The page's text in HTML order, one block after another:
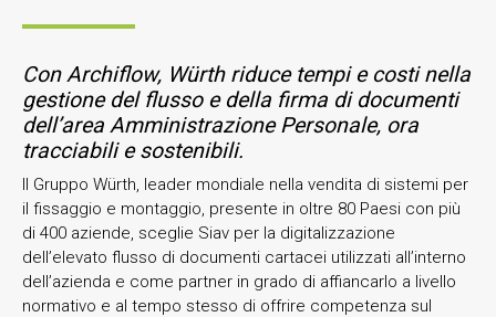
Con Archiflow, Würth riduce tempi e costi nella
gestione del flusso e della firma di documenti
dell’area Amministrazione Personale, ora
tracciabili e sostenibili.
Il Gruppo Würth, leader mondiale nella vendita di sistemi per
il fissaggio e montaggio, presente in oltre 80 Paesi con più
di 400 aziende, sceglie Siav per la digitalizzazione
dell’elevato flusso di documenti cartacei utilizzati all’interno
dell’azienda e come partner in grado di affiancarlo a livello
normativo e al tempo stesso di offrire competenza sul